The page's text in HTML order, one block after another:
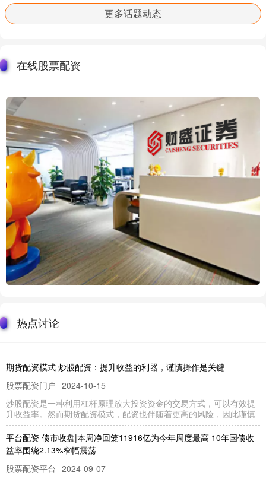
更多话题动态
在线股票配资
热点讨论
期货配资模式 炒股配资：提升收益的利器，谨慎操作是关键
股票配资门户 2024-10-15
炒股配资是一种利用杠杆原理放大投资资金的交易方式，可以有效提
升收益率。然而期货配资模式，配资也伴随着更高的风险，因此谨慎
平台配资 债市收盘|本周净回笼11916亿为今年周度最高 10年国债收
益率围绕2.13%窄幅震荡
股票配资平台 2024-09-07